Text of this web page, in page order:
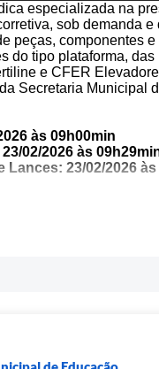
especializada na
sob demanda e
peças, componentes e
do tipo plataforma, das
e CFER
Secretaria Municipal
às 09h00min
02/2026 às
23/02/2026
INSTRUMENTO POR
a data limite
data para a sessão do